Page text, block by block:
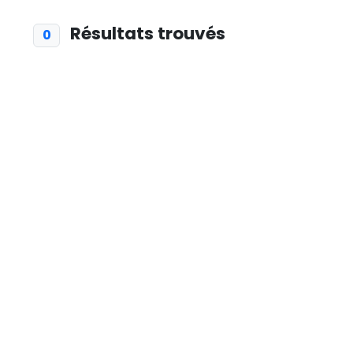
0 Résultats trouvés